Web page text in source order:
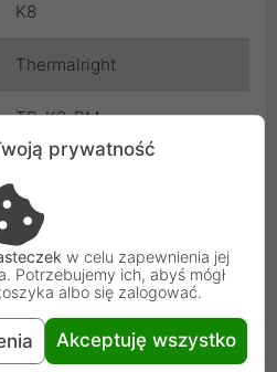
K8
Thermalright
TR_K8_RM
5904506109975
prywatność
w celu zapewnienia jej
Potrzebujemy ich, abyś mógł
albo się zalogować.
Akceptuję wszystko